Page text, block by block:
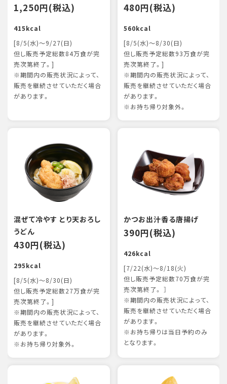
1,250円(税込)
415kcal
[8/5(水)～9/27(日)
但し販売予定総数84万食が完
売次第終了。]
※期間内の販売状況によって、
販売を継続させていただく場合
があります。
480円(税込)
560kcal
[8/5(水)～8/30(日)
但し販売予定総数93万食が完
売次第終了。]
※期間内の販売状況によって、
販売を継続させていただく場合
があります。
※お持ち帰り対象外。
混ぜて冷やす とり天おろし
うどん
430円(税込)
295kcal
[8/5(水)～8/30(日)
但し販売予定総数27万食が完
売次第終了。]
※期間内の販売状況によって、
販売を継続させていただく場合
があります。
※お持ち帰り対象外。
かつお出汁香る唐揚げ
390円(税込)
426kcal
[7/22(水)～8/18(火)
但し販売予定総数70万食が完
売次第終了。 ］
※期間内の販売状況によって、
販売を継続させていただく場合
があります。
※お持ち帰りは当日予約のみ
となります。